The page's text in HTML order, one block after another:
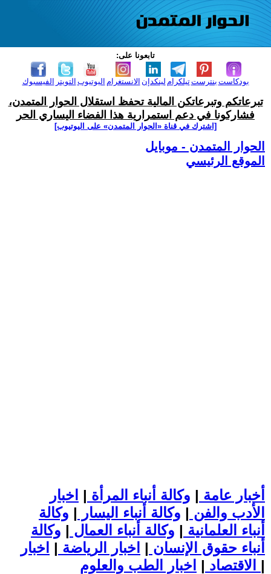
تابعونا على:
الفيسبوك التويتر اليوتيوب الانستغرام لينكدإن تيلكرامبنترست بودكاست
تبرعاتكم وتبرعاتكن المالية تحفظ استقلال الحوار المتمدن،
فشاركونا في دعم استمرارية هذا الفضاء اليساري الحر
[اشترك في قناة ‫«الحوار المتمدن» على اليوتيوب]
الحوار المتمدن - موبايل
الموقع الرئيسي
أخبار عامة | وكالة أنباء المرأة | اخبار
الأدب والفن | وكالة أنباء اليسار | وكالة
أنباء العلمانية | وكالة أنباء العمال | وكالة
أنباء حقوق الإنسان | اخبار الرياضة | اخبار
الاقتصاد | |